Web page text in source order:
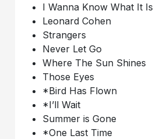
I Wanna Know What It Is
Leonard Cohen
Strangers
Never Let Go
Where The Sun Shines
Those Eyes
*Bird Has Flown
*I’ll Wait
Summer is Gone
*One Last Time